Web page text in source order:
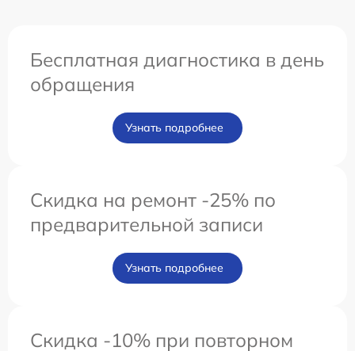
Бесплатная диагностика в день
обращения
Узнать подробнее
Скидка на ремонт -25% по
предварительной записи
Узнать подробнее
Скидка -10% при повторном